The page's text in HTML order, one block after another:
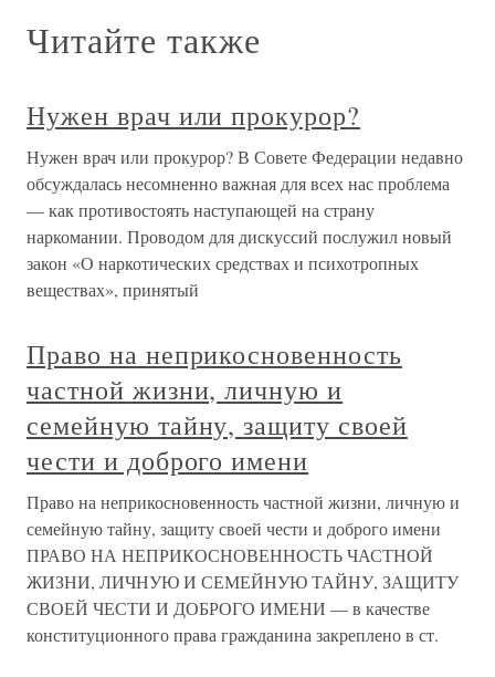
Читайте также
Нужен врач или прокурор?
Нужен врач или прокурор? В Совете Федерации недавно
обсуждалась несомненно важная для всех нас проблема
— как противостоять наступающей на страну
наркомании. Проводом для дискуссий послужил новый
закон «О наркотических средствах и психотропных
веществах», принятый
Право на неприкосновенность
частной жизни, личную и
семейную тайну, защиту своей
чести и доброго имени
Право на неприкосновенность частной жизни, личную и
семейную тайну, защиту своей чести и доброго имени
ПРАВО НА НЕПРИКОСНОВЕННОСТЬ ЧАСТНОЙ
ЖИЗНИ, ЛИЧНУЮ И СЕМЕЙНУЮ ТАЙНУ, ЗАЩИТУ
СВОЕЙ ЧЕСТИ И ДОБРОГО ИМЕНИ — в качестве
конституционного права гражданина закреплено в ст.